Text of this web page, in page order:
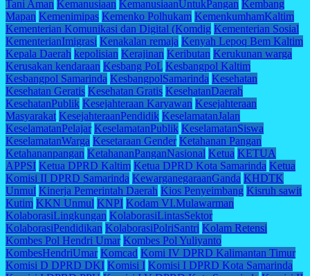
Tani Aman Kemanusiaan KemanusiaanUntukPangan Kembang
Mapan Kemenimipas Kemenko Polhukam KemenkumhamKaltim
Kementerian Komunikasi dan Digital (Komdig Kementerian Sosial
KementerianImigrasi Kenakalan remaja Kenyah Lepoq Bem Kaltim
Kepala Daerah kepolisian Kerajinan Keributan Kerukunan warga
Kerusakan kendaraan Kesbang PoL Kesbangpol Kaltim
Kesbangpol Samarinda KesbangpolSamarinda Kesehatan
Kesehatan Geratis Kesehatan Gratis KesehatanDaerah
KesehatanPublik Kesejahteraan Karyawan Kesejahteraan
Masyarakat KesejahteraanPendidik KeselamatanJalan
KeselamatanPelajar KeselamatanPublik KeselamatanSiswa
KeselamatanWarga Kesetaraan Gender Ketahanan Pangan
Ketahananpangan KetahananPanganNasional Ketua KETUA
APPSI Ketua DPRD Kaltim Ketua DPRD Kota Samarinda Ketua
Komisi II DPRD Samarinda KewarganegaraanGanda KHDTK
Unmul Kinerja Pemerintah Daerah Kios Penyeimbang Kisruh sawit
Kutim KKN Unmul KNPI Kodam VI.Mulawarman
KolaborasiLingkungan KolaborasiLintasSektor
KolaborasiPendidikan KolaborasiPolriSantri Kolam Retensi
Kombes Pol Hendri Umar Kombes Pol Yuliyanto
KombesHendriUmar Komcad Komi IV DPRD Kalimantan Timur
Komisi D DPRD DKI Komisi I Komisi I DPRD Kota Samarinda